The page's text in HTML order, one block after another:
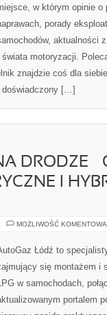
w którym opinie
porady
aktualności
świata motoryzacji.
znajdzie coś dla
doświadczony […]
DRODZE –
I
MOŻLIWOŚĆ
Łódź to
się montażem i
w samochodach,
portalem